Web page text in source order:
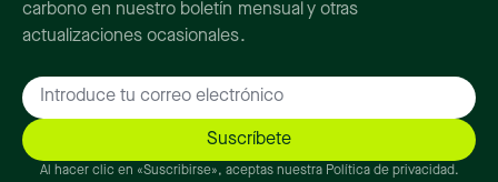
carbono en nuestro boletín mensual y otras
actualizaciones ocasionales.
Al hacer clic en «Suscribirse», aceptas nuestra Política de privacidad.